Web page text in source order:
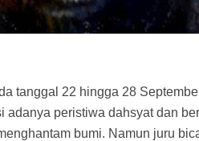
tanggal 22 hingga 28
adanya peristiwa dahsyat dan
bumi. Namun juru